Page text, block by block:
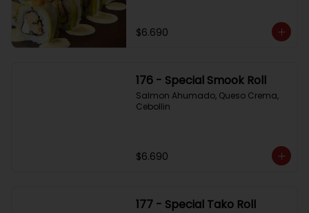
$6.690
176 - Special Smook Roll
Salmon Ahumado, Queso Crema,
Cebollin
$6.690
177 - Special Tako Roll